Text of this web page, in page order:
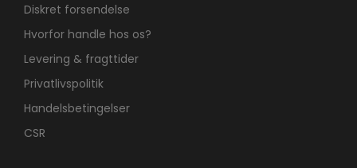
Diskret forsendelse
Hvorfor handle hos os?
Levering & fragttider
Privatlivspolitik
Handelsbetingelser
CSR